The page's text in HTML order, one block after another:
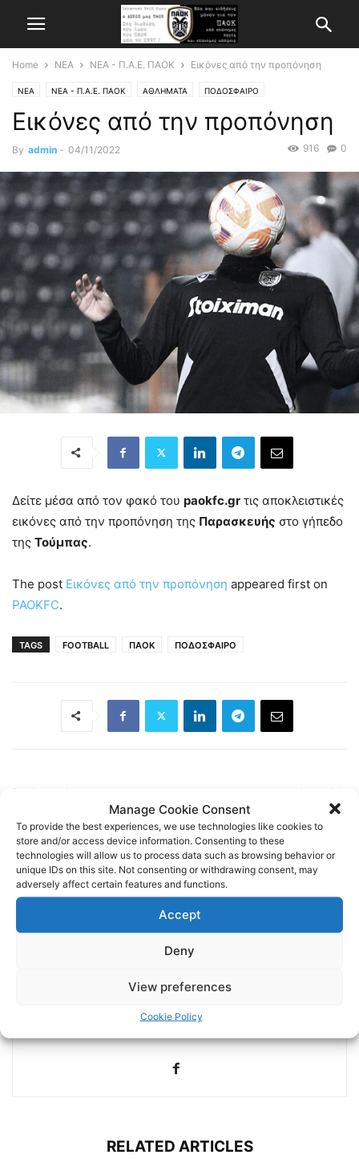
Manage Cookie Consent
To provide the best experiences, we use technologies like cookies to
store and/or access device information. Consenting to these
technologies will allow us to process data such as browsing behavior or
unique IDs on this site. Not consenting or withdrawing consent, may
adversely affect certain features and functions.
Accept
Deny
View preferences
Cookie Policy
Home ΝΕΑ ΝΕΑ - Π.Α.Ε. ΠΑΟΚ Εικόνες από την προπόνηση
ΝΕΑ ΝΕΑ - Π.Α.Ε. ΠΑΟΚ ΑΘΛΗΜΑΤΑ ΠΟΔΟΣΦΑΙΡΟ
Εικόνες από την προπόνηση
By admin - 04/11/2022 0
916
Δείτε μέσα από τον φακό του paokfc.gr τις αποκλειστικές
εικόνες από την προπόνηση της Παρασκευής στο γήπεδο
της Τούμπας.
The post Εικόνες από την προπόνηση appeared first on
PAOKFC.
TAGS FOOTBALL ΠΑΟΚ ΠΟΔΟΣΦΑΙΡΟ
Previous article
Η αποστολή για ΠΑΣ
Γιάννινα
Next article
015 Ο χρόνος συμμετοχής
Quagliata, Filipe Soares, και
άλλων παικτών μας
RELATED ARTICLES